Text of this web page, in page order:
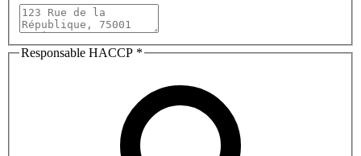
Responsable HACCP *